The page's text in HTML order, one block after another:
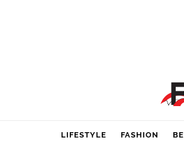
LIFESTYLE FASHION